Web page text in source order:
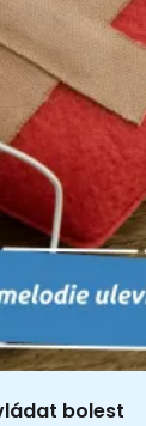
bolest